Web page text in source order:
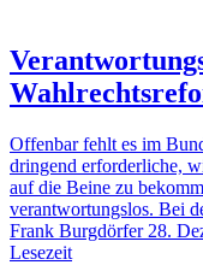
Offenbar fehlt es im
dringend erforderliche,
auf die Beine zu
verantwortungslos. Bei
Frank Burgdörfer 28.
Lesezeit